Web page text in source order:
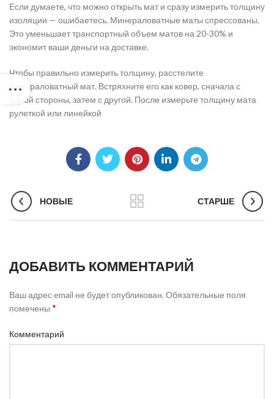
Если думаете, что можно открыть мат и сразу измерить толщину
изоляции — ошибаетесь. Минераловатные маты спрессованы.
Это уменьшает транспортный объем матов на 20-30% и
экономит ваши деньги на доставке.
Чтобы правильно измерить толщину, расстелите
минераловатный мат. Встряхните его как ковер, сначала с
одной стороны, затем с другой. После измерьте толщину мата
рулеткой или линейкой
НОВЫЕ СТАРШЕ
ДОБАВИТЬ КОММЕНТАРИЙ
Ваш адрес email не будет опубликован. Обязательные поля
помечены *
Комментарий